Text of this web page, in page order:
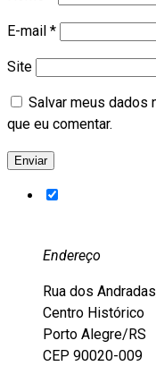
E-mail *
Site
Salvar meus dados
que eu comentar.
Endereço
Rua dos
Centro Histórico
Porto Alegre/RS
CEP 90020-009